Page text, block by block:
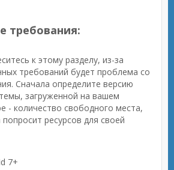
требования:
к этому разделу, из-за
требований будет проблема со
Сначала определите версию
загруженной на вашем
- количество свободного места,
ресурсов для своей
7+